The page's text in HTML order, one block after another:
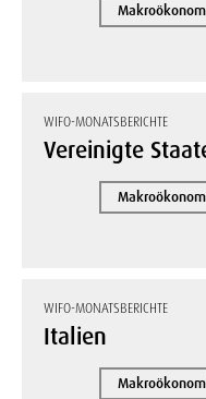
WIFO-MONATSBERICHTE
Vereinigte
WIFO-MONATSBERICHTE
Italien